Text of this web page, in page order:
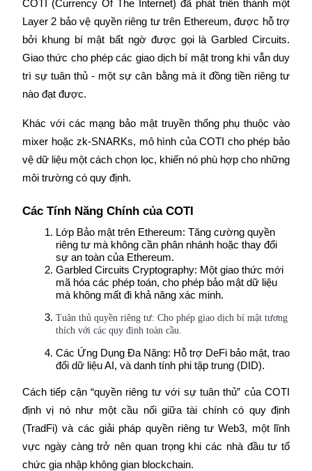
Staking
Lợi nhuận cao và truy cập ngay lập tức
Đặt cọc linh hoạt để kiếm được các token phổ biến.
Khóa BTR
COTI (Currency Of The Internet) đã phát triển thành một
Layer 2 bảo vệ quyền riêng tư trên Ethereum, được hỗ trợ
bởi khung bí mật bất ngờ được gọi là Garbled Circuits.
Giao thức cho phép các giao dịch bí mật trong khi vẫn duy
trì sự tuân thủ - một sự cân bằng mà ít đồng tiền riêng tư
nào đạt được.
Khác với các mạng bảo mật truyền thống phụ thuộc vào
mixer hoặc zk-SNARKs, mô hình của COTI cho phép bảo
vệ dữ liệu một cách chọn lọc, khiến nó phù hợp cho những
môi trường có quy định.
Các Tính Năng Chính của COTI
Lớp Bảo mật trên Ethereum: Tăng cường quyền
riêng tư mà không cần phân nhánh hoặc thay đổi
sự an toàn của Ethereum.
Garbled Circuits Cryptography: Một giao thức mới
mã hóa các phép toán, cho phép bảo mật dữ liệu
mà không mất đi khả năng xác minh.
Tuân thủ quyền riêng tư: Cho phép giao dịch bí mật tương
thích với các quy định toàn cầu.
Các Ứng Dụng Đa Năng: Hỗ trợ DeFi bảo mật, trao
đổi dữ liệu AI, và danh tính phi tập trung (DID).
Cách tiếp cận “quyền riêng tư với sự tuân thủ” của COTI
định vị nó như một cầu nối giữa tài chính có quy định
(TradFi) và các giải pháp quyền riêng tư Web3, một lĩnh
vực ngày càng trở nên quan trọng khi các nhà đầu tư tổ
chức gia nhập không gian blockchain.